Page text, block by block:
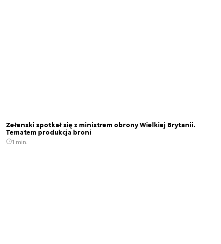
Zełenski spotkał się z ministrem obrony Wielkiej Brytanii.
Tematem produkcja broni
1 min.